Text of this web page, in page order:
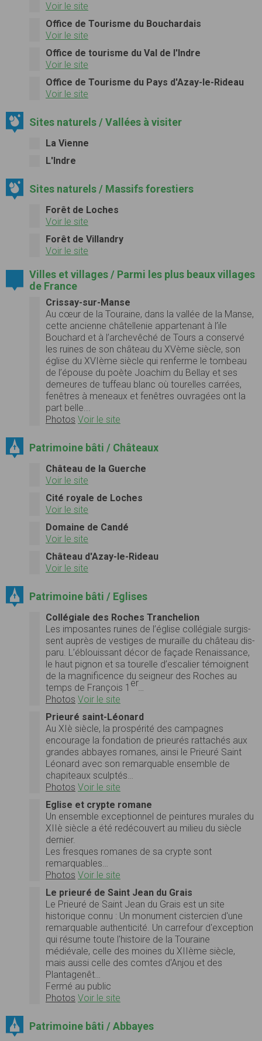
Voir le site
Office de Tourisme du Bouchardais
Voir le site
Office de tourisme du Val de l'Indre
Voir le site
Office de Tourisme du Pays d'Azay-le-Rideau
Voir le site
Sites naturels / Vallées à visiter
La Vienne
L'Indre
Sites naturels / Massifs forestiers
Forêt de Loches
Voir le site
Forêt de Villandry
Voir le site
Villes et villages / Parmi les plus beaux villages
de France
Crissay-sur-Manse
Au cœur de la Touraine, dans la vallée de la Manse,
cette ancienne châtellenie appartenant à l’ïle
Bouchard et à l’archevêché de Tours a conservé
les ruines de son château du XVème siècle, son
église du XVIème siècle qui renferme le tombeau
de l’épouse du poète Joachim du Bellay et ses
demeures de tuffeau blanc où tourelles carrées,
fenêtres à meneaux et fenêtres ouvragées ont la
part belle...
Photos Voir le site
Patrimoine bâti / Châteaux
Château de la Guerche
Voir le site
Cité royale de Loches
Voir le site
Domaine de Candé
Voir le site
Château d'Azay-le-Rideau
Voir le site
Patrimoine bâti / Eglises
Collégiale des Roches Tranchelion
Les imposantes ruines de l’église col­lé­giale sur­gis­
sent auprès de ves­tiges de muraille du château dis­
paru. L’éblouissant décor de façade Renais­sance,
le haut pignon et sa tourelle d’escalier témoignent
de la mag­nif­i­cence du seigneur des Roches au
temps de François 1 er…
Photos Voir le site
Prieuré saint-Léonard
Au XIè siè­cle, la prospérité des cam­pagnes
encour­age la fon­da­tion de prieurés rat­tachés aux
grandes abbayes romanes, ainsi le Prieuré Saint
Léonard avec son remar­quable ensem­ble de
chapiteaux sculptés…
Photos Voir le site
Eglise et crypte romane
Un ensem­ble excep­tion­nel de pein­tures murales du
XIIè siè­cle a été redé­cou­vert au milieu du siè­cle
dernier.
Les fresques romanes de sa crypte sont
remarquables…
Photos Voir le site
Le prieuré de Saint Jean du Grais
Le Prieuré de Saint Jean du Grais est un site
historique connu : Un monument cistercien d'une
remarquable authenticité. Un carrefour d'exception
qui résume toute l'histoire de la Touraine
médiévale, celle des moines du XIIème siècle,
mais aussi celle des comtes d'Anjou et des
Plantagenêt…
Fermé au public
Photos Voir le site
Patrimoine bâti / Abbayes